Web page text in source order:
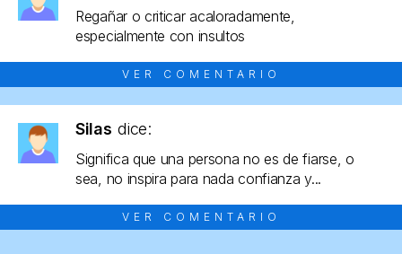
Regañar o criticar acaloradamente,
especialmente con insultos
VER COMENTARIO
Silas dice:
Significa que una persona no es de fiarse, o
sea, no inspira para nada confianza y...
VER COMENTARIO